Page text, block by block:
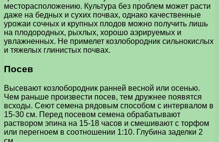
месторасположению. Культура без проблем может расти
даже на бедных и сухих почвах, однако качественные
урожаи сочных и крупных плодов можно получить лишь
на плодородных, рыхлых, хорошо аэрируемых и
увлажненных. Не примелет козлобородник сильнокислых
и тяжелых глинистых почвах.
Посев
Высевают козлобородник ранней весной или осенью.
Чем раньше произвести посев, тем дружнее появятся
всходы. Сеют семена рядовым способом с интервалом в
15-30 см. Перед посевом семена обрабатывают
раствором эпина на 15-18 часов и смешивают с торфом
или перегноем в соотношении 1:10. Глубина заделки 2